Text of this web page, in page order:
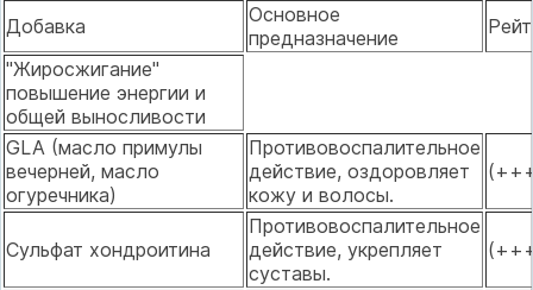
Добавка
Основное
предназначение
"Жиросжигание"
повышение энергии и
общей выносливости
GLA (масло примулы
вечерней, масло
огуречника)
Противовоспалительное
действие, оздоровляет
кожу и волосы.
Сульфат хондроитина
Противовоспалительное
действие, укрепляет
суставы.